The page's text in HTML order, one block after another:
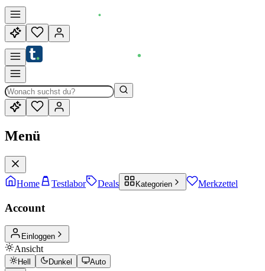
Menü
Home Testlabor Deals Kategorien Merkzettel
Account
Einloggen
Ansicht
Hell Dunkel Auto